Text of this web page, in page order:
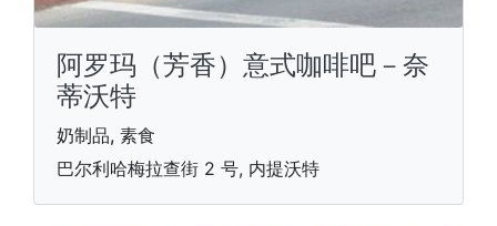
阿罗玛（芳香）意式咖啡吧－奈
蒂沃特
奶制品, 素食
巴尔利哈梅拉查街 2 号, 内提沃特